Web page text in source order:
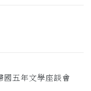
五年文學座談會